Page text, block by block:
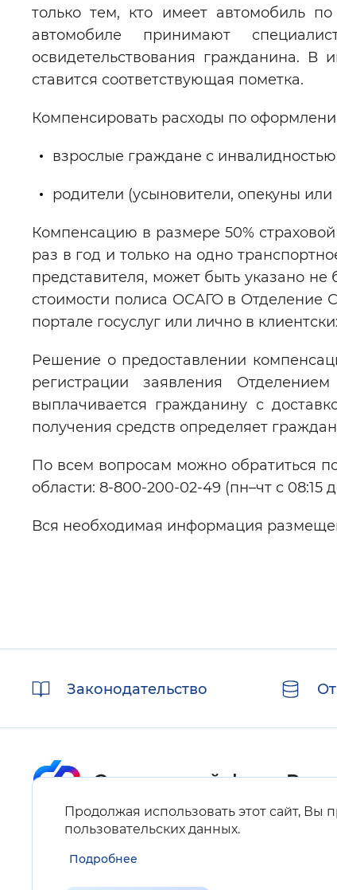
Вернуть стандартные
только тем, кто имеет автомобиль
автомобиле принимают
освидетельствования гражданина. В
ставится соответствующая пометка.
Компенсировать расходы по
взрослые граждане с
родители (усыновители, опекуны
Компенсацию в размере 50%
раз в год и только на одно
представителя, может быть указано
стоимости полиса ОСАГО в Отделение
портале госуслуг или лично в
Решение о предоставлении
регистрации заявления
выплачивается гражданину с
получения средств определяет
По всем вопросам можно обратиться
области: 8-800-200-02-49 (пн–чт с 08:15
Вся необходимая информация
Продолжая использовать этот сайт, Вы
пользовательских данных.
Подробнее
ссылкиЗаконодательство
Карта сайта
Нашли ошибку на сайте?